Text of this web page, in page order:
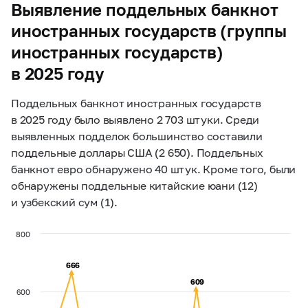
Выявление поддельных банкнот
иностранных государств (группы
иностранных государств)
в 2025 году
Поддельных банкнот иностранных государств
в 2025 году было выявлено 2 703 штуки. Среди
выявленных подделок большинство составили
поддельные доллары США (2 650). Поддельных
банкнот евро обнаружено 40 штук. Кроме того, были
обнаружены поддельные китайские юани (12)
и узбекский сум (1).
666
666
609
609
600
800